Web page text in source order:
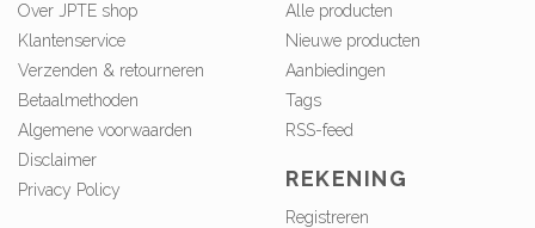
Over JPTE shop
Klantenservice
Verzenden & retourneren
Betaalmethoden
Algemene voorwaarden
Disclaimer
Privacy Policy
Alle producten
Nieuwe producten
Aanbiedingen
Tags
RSS-feed
REKENING
Registreren